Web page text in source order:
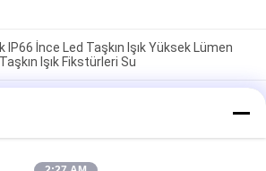
IP66 İnce Led Taşkın Işık Yüksek Lümen
Işık Fikstürleri Su
Taşkın Işık IP66 400W Yollar ve